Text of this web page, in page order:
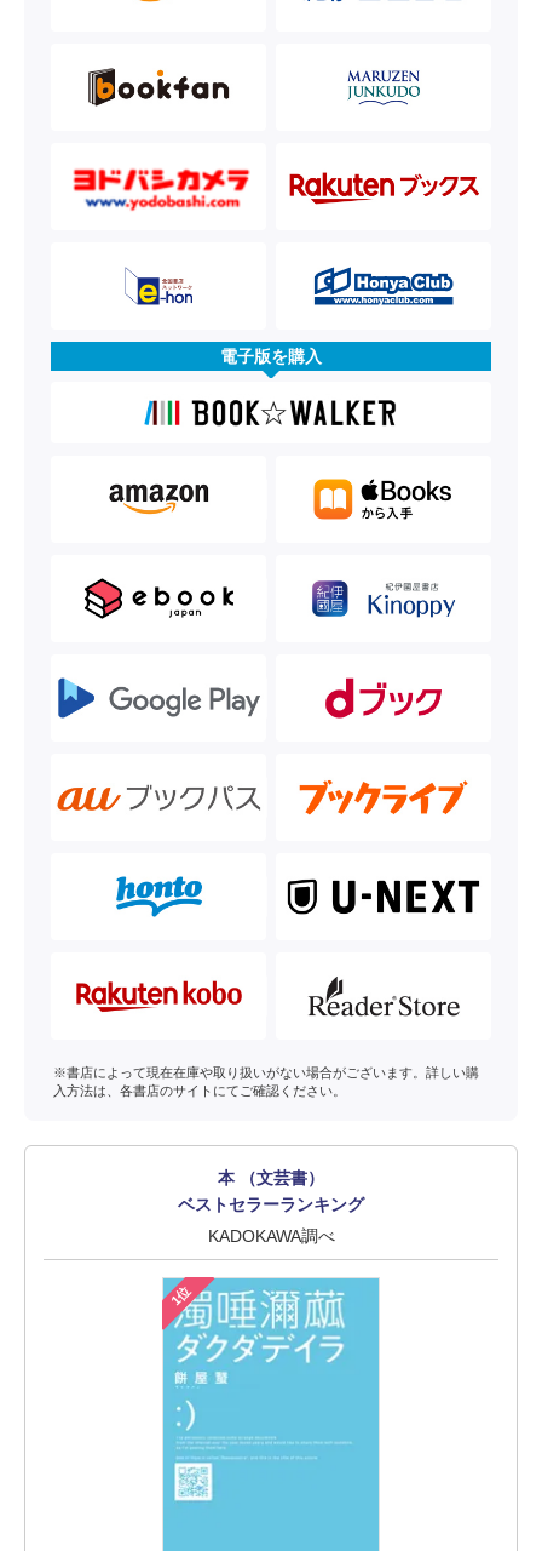
電子版を購入
※書店によって現在在庫や取り扱いがない場合がございます。詳しい購
入方法は、各書店のサイトにてご確認ください。
本 （文芸書）
ベストセラーランキング
KADOKAWA調べ
1位